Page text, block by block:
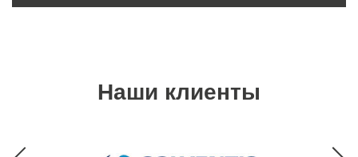
Наши клиенты